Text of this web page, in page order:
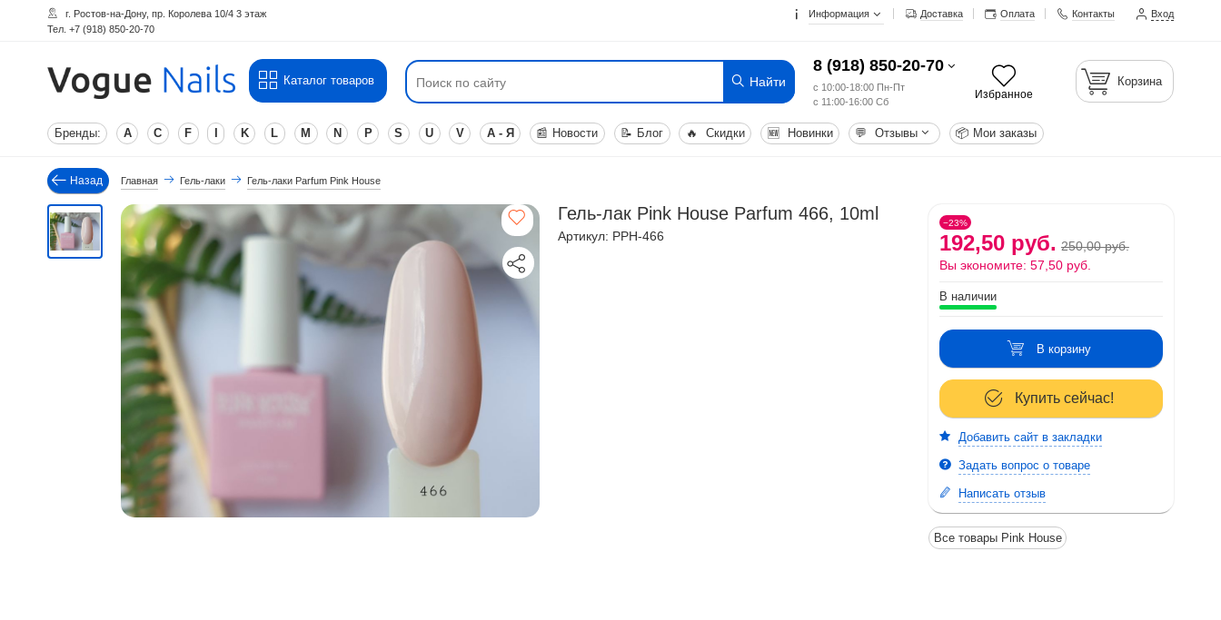
г. Ростов-на-Дону, пр. Королева 10/4 3 этаж
Тел. +7 (918) 850-20-70
Информация Доставка Оплата Контакты Вход
Каталог товаров Найти
8 (918) 850-20-70
с 10:00-18:00 Пн-Пт
с 11:00-16:00 Сб
Избранное
Корзина
Бренды: A C F K L M N P S U V А - Я 📰 Новости 📝 Блог 🔥 Скидки 🆕 Новинки 💬 Отзывы 📦 Мои заказы
Назад Главная Гель-лаки Гель-лаки Parfum Pink House
Гель-лак Pink House Parfum 466, 10ml
Артикул: PPH-466
−23%
192,50 руб. 250,00 руб.
Вы экономите: 57,50 руб.
В наличии
В корзину
Купить сейчас!
Добавить сайт в закладки
Задать вопрос о товаре
Написать отзыв
Все товары Pink House